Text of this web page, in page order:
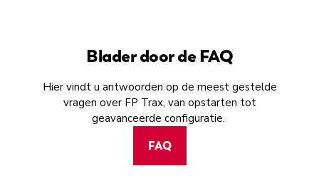
Blader door de FAQ
Hier vindt u antwoorden op de meest gestelde
vragen over FP Trax, van opstarten tot
geavanceerde configuratie.
FAQ